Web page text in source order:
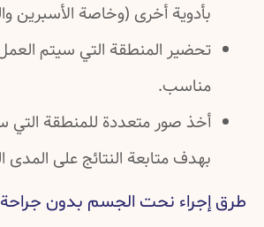
بأدوية أخرى (وخاصة الأسبرين
تحضير المنطقة التي سيتم
مناسب.
أخذ صور متعددة للمنطقة التي
بهدف متابعة النتائج على المدى
طرق إجراء نحت الجسم بدون جراحة